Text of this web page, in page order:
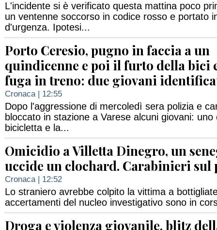
L'incidente si è verificato questa mattina poco
un ventenne soccorso in codice rosso e portato
d'urgenza. Ipotesi...
Porto Ceresio, pugno in faccia a un
quindicenne e poi il furto della bici
fuga in treno: due giovani
Cronaca| 12:55
Dopo l'aggressione di mercoledì sera polizia e
bloccato in stazione a Varese alcuni giovani:
bicicletta e la...
Omicidio a Villetta Dinegro, un
uccide un clochard. Carabinieri sul
Cronaca| 12:52
Lo straniero avrebbe colpito la vittima a
accertamenti del nucleo investigativo sono in
Droga e violenza giovanile, blitz